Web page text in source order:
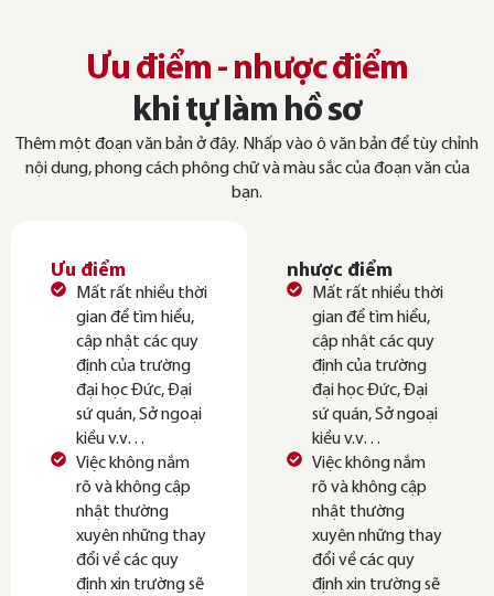
Ưu điểm - nhược điểm
khi tự làm hồ sơ
Thêm một đoạn văn bản ở đây. Nhấp vào ô văn bản để tùy chỉnh
nội dung, phong cách phông chữ và màu sắc của đoạn văn của
bạn.
Ưu điểm
Mất rất nhiều thời
gian để tìm hiểu,
cập nhật các quy
định của trường
đại học Đức, Đại
sứ quán, Sở ngoại
kiều v.v…
Việc không nắm
rõ và không cập
nhật thường
xuyên những thay
đổi về các quy
định xin trường sẽ
nhược điểm
Mất rất nhiều thời
gian để tìm hiểu,
cập nhật các quy
định của trường
đại học Đức, Đại
sứ quán, Sở ngoại
kiều v.v…
Việc không nắm
rõ và không cập
nhật thường
xuyên những thay
đổi về các quy
định xin trường sẽ